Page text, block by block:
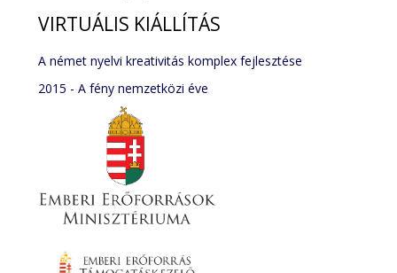
VIRTUÁLIS KIÁLLÍTÁS
A német nyelvi kreativitás komplex fejlesztése
2015 - A fény nemzetközi éve